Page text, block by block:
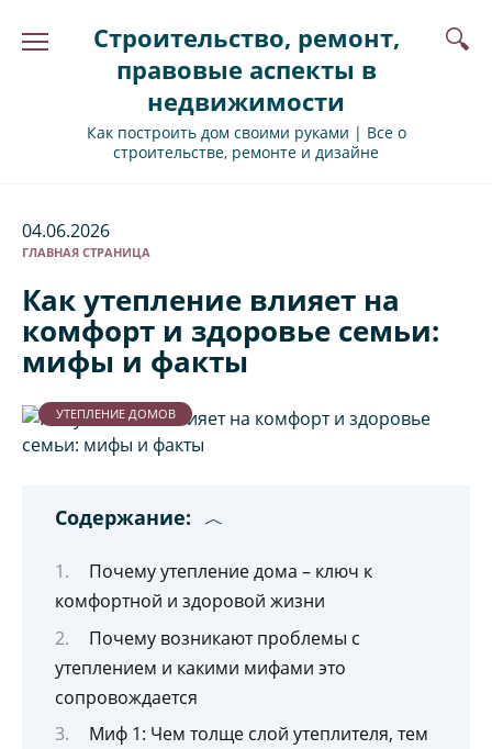
Строительство, ремонт,
правовые аспекты в
недвижимости
Как построить дом своими руками | Все о
строительстве, ремонте и дизайне
04.06.2026
ГЛАВНАЯ СТРАНИЦА
Как утепление влияет на
комфорт и здоровье семьи:
мифы и факты
УТЕПЛЕНИЕ ДОМОВ
Содержание:
Почему утепление дома – ключ к
комфортной и здоровой жизни
Почему возникают проблемы с
утеплением и какими мифами это
сопровождается
Миф 1: Чем толще слой утеплителя, тем